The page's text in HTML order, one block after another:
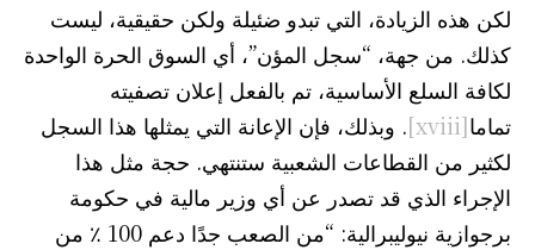
لكن هذه الزيادة، التي تبدو ضئيلة ولكن حقيقية، ليست
كذلك. من جهة، “سجل المؤن”، أي السوق الحرة الواحدة
لكافة السلع الأساسية، تم بالفعل إعلان تصفيته
تماما[xviii]
. وبذلك، فإن الإعانة التي يمثلها هذا السجل
لكثير من القطاعات الشعبية ستنتهي. حجة مثل هذا
الإجراء الذي قد تصدر عن أي وزير مالية في حكومة
برجوازية نيوليبرالية: “من الصعب جدًا دعم 100 ٪ من